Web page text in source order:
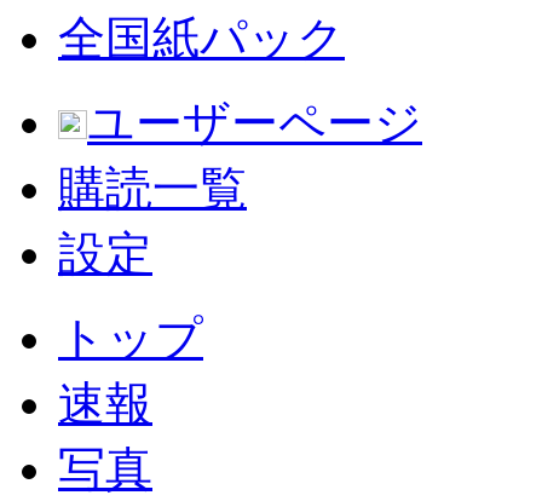
全国紙パック
ユーザーページ
購読一覧
設定
トップ
速報
写真